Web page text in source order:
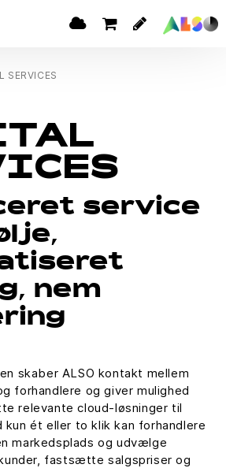
SERVICES
service
nem
skaber ALSO kontakt mellem
forhandlere og giver mulighed
relevante cloud-løsninger til
kun ét eller to klik kan forhandlere
markedsplads og udvælge
fastsætte salgspriser og